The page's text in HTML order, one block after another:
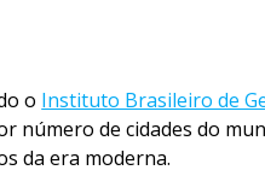
o Instituto Brasileiro de
de cidades do
da era moderna.